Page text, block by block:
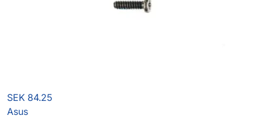
SEK 84.25
Asus